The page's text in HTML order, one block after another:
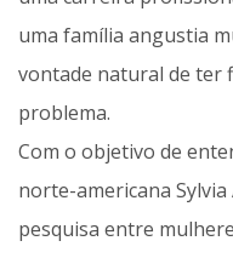
uma família angustia
vontade natural de ter
problema.
Com o objetivo de
norte-americana
pesquisa entre